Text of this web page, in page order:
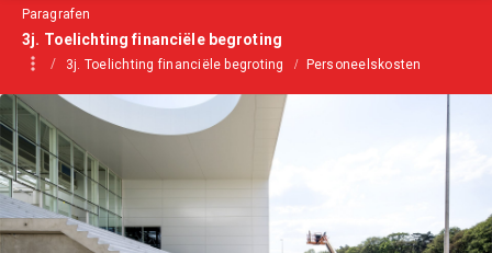
Paragrafen
3j. Toelichting financiële begroting
3j. Toelichting financiële begroting Personeelskosten